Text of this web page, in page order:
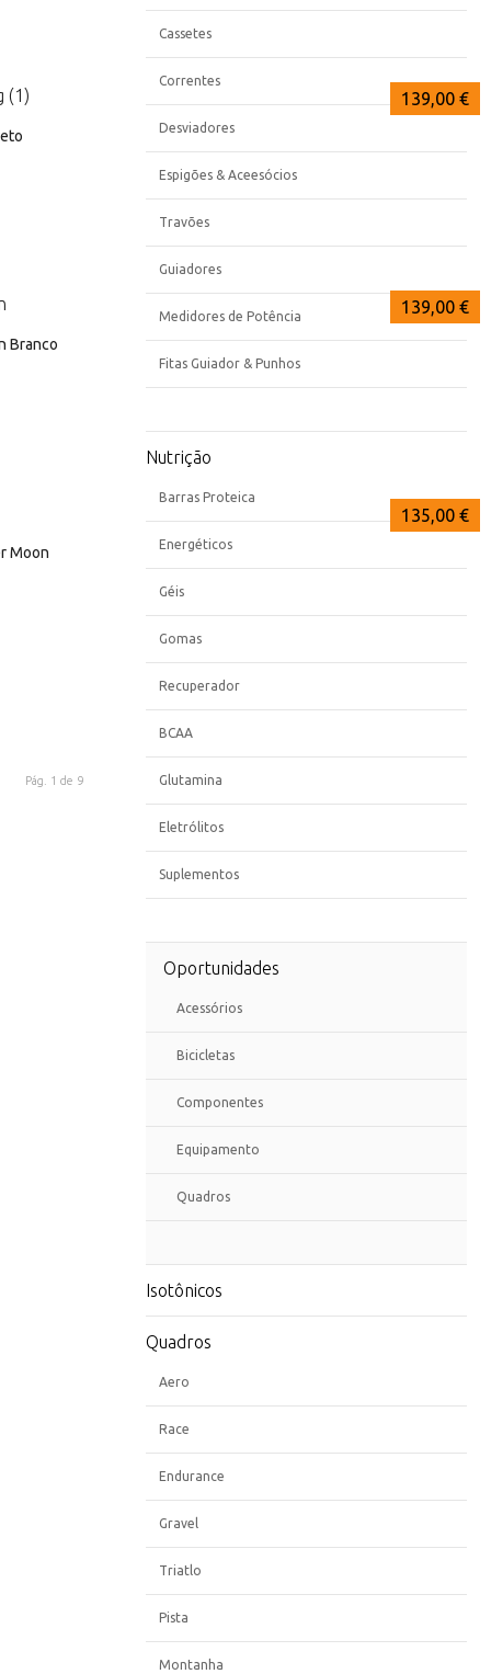
141,00 €
141,00 €
139,00 €
139,00 €
139,00 €
139,00 €
Branco
139,00 €
139,00 €
135,00 €
Moon
Pág. 1 de 9
Cassetes
Correntes
Desviadores
Espigões & Aceesócios
Travões
Guiadores
Medidores de Potência
Fitas Guiador & Punhos
Nutrição
Barras Proteica
Energéticos
Géis
Gomas
Recuperador
BCAA
Glutamina
Eletrólitos
Suplementos
Oportunidades
Acessórios
Bicicletas
Componentes
Equipamento
Quadros
Isotônicos
Quadros
Aero
Race
Endurance
Gravel
Triatlo
Pista
Montanha